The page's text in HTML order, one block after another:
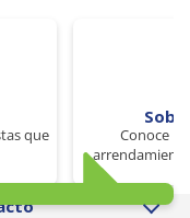
que
Conoce